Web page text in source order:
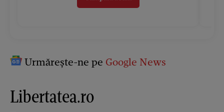
Urmărește-ne pe Google News
Libertatea.ro